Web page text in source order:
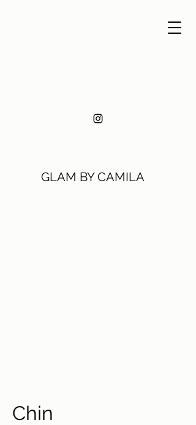
GLAM BY CAMILA
Chin